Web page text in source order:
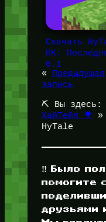
Скачать
ПК:
0.1
«
Предыдущая
запись
⛏️ Вы здесь:
ХайТейл 🌳
»
HyTale
‼️ Было
помогите
друзьями